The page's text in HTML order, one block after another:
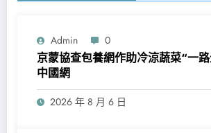
Admin 0
京蒙協查包養網作助冷涼蔬菜“一路
中國網
2026 年 8 月 6 日